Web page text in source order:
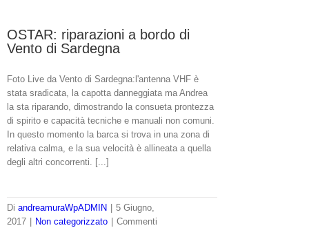
OSTAR: riparazioni a bordo di
Vento di Sardegna
Foto Live da Vento di Sardegna:l'antenna VHF è
stata sradicata, la capotta danneggiata ma Andrea
la sta riparando, dimostrando la consueta prontezza
di spirito e capacità tecniche e manuali non comuni.
In questo momento la barca si trova in una zona di
relativa calma, e la sua velocità è allineata a quella
degli altri concorrenti. [...]
Di andreamuraWpADMIN
5 Giugno,
2017
Non categorizzato
Commenti